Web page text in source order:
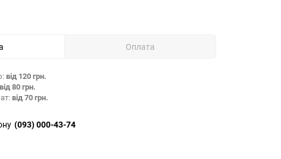
Оплата
від 120 грн.
від 80 грн.
від 70 грн.
(093) 000-43-74